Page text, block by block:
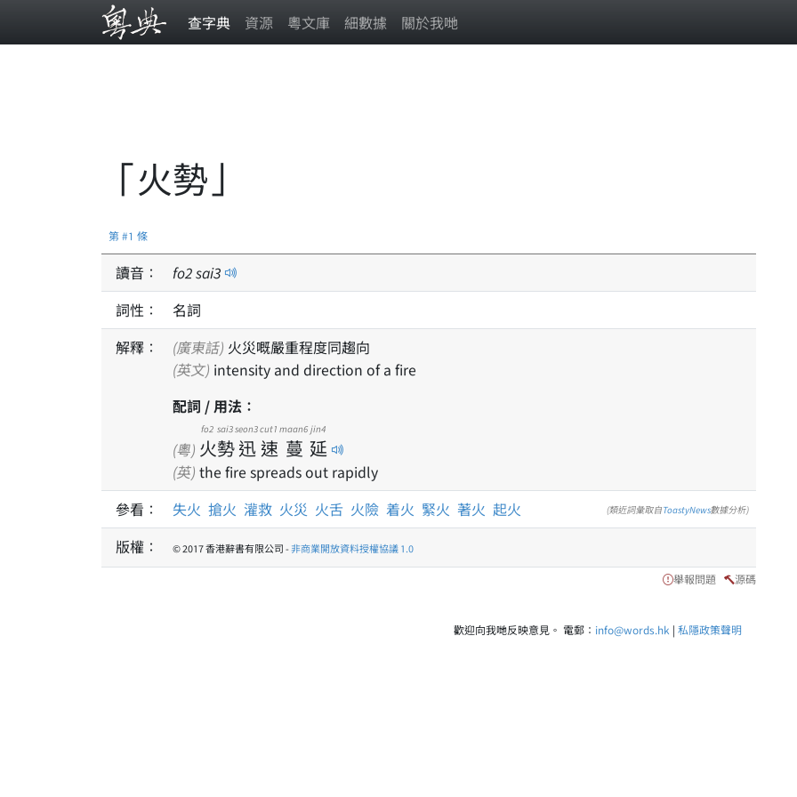
查字典 資源 粵文庫 細數據 關於我哋
「火勢」
第 #1 條
讀音： fo2sai3
詞性：
名詞
解釋：
(廣東話) 火災嘅嚴重程度同趨向
(英文) intensity and direction of a fire
配詞 / 用法：
(粵) 火
fo2
勢
sai3
迅
seon3
速
cut1
蔓
maan6
延
jin4
(英) the fire spreads out rapidly
參看：
失火 搶火 灌救 火災 火舌 火險 着火 緊火 著火 起火 (類近詞彙取自ToastyNews數據分析)
版權： © 2017 香港辭書有限公司 -非商業開放資料授權協議 1.0
舉報問題 源碼
歡迎向我哋反映意見。 電郵： info@words.hk | 私隱政策聲明